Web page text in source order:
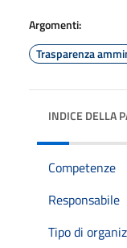
Argomenti:
Trasparenza
INDICE DELLA
Competenze
Responsabile
Tipo di